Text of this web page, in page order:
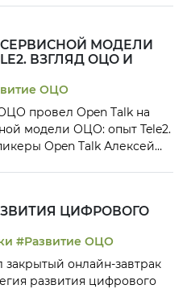
МОДЕЛИ
ВЗГЛЯД ОЦО И
ОЦО
провел Open Talk на
модели ОЦО: опыт Tele2.
Open Talk Алексей
руководитель
Tele2. ОЦО Tele2 –
ОЦО одной из
ЦИФРОВОГО
#Развитие ОЦО
закрытый онлайн-завтрак
развития цифрового